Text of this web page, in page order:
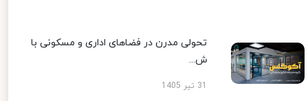
تحولی مدرن در فضاهای اداری و مسکونی با
ش...